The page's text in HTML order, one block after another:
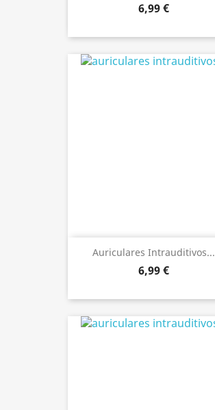
6,99 €
Auriculares Intrauditivos...
6,99 €